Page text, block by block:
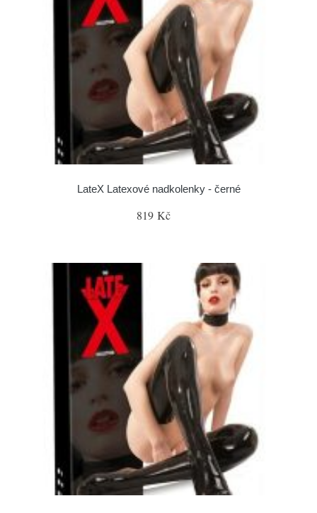
LateX Latexové nadkolenky - černé
819 Kč